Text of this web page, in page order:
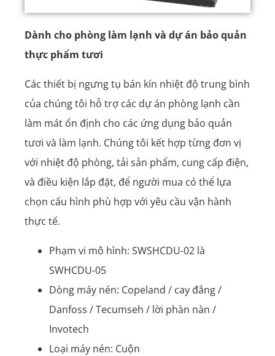
Dành cho phòng làm lạnh và dự án bảo quản
thực phẩm tươi
Các thiết bị ngưng tụ bán kín nhiệt độ trung bình
của chúng tôi hỗ trợ các dự án phòng lạnh cần
làm mát ổn định cho các ứng dụng bảo quản
tươi và làm lạnh. Chúng tôi kết hợp từng đơn vị
với nhiệt độ phòng, tải sản phẩm, cung cấp điện,
và điều kiện lắp đặt, để người mua có thể lựa
chọn cấu hình phù hợp với yêu cầu vận hành
thực tế.
Phạm vi mô hình: SWSHCDU-02 là
SWHCDU-05
Dòng máy nén: Copeland / cay đắng /
Danfoss / Tecumseh / lời phàn nàn /
Invotech
Loại máy nén: Cuộn